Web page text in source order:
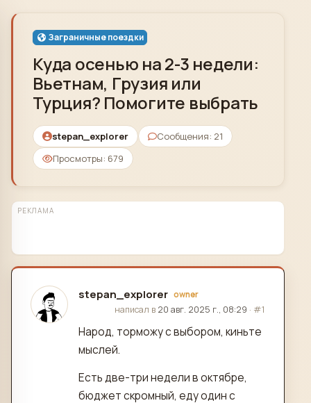
Заграничные поездки
Куда осенью на 2-3 недели:
Вьетнам, Грузия или
Турция? Помогите выбрать
stepan_explorer
Сообщения: 21
Просмотры: 679
РЕКЛАМА
stepan_explorer owner
отредактировано
написал в 20 авг. 2025 г., 08:29 · #1
Народ, торможу с выбором, киньте
мыслей.
Есть две-три недели в октябре,
бюджет скромный, еду один с